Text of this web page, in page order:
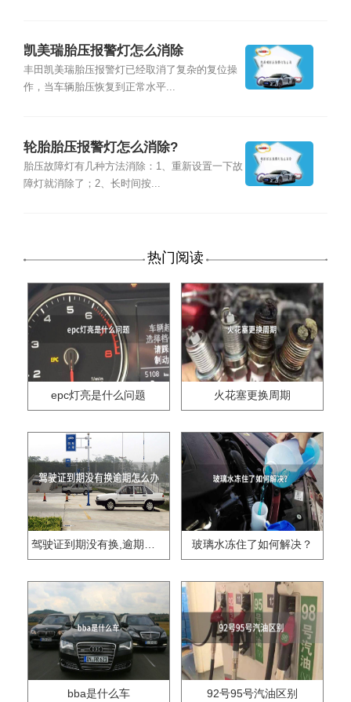
凯美瑞胎压报警灯怎么消除
丰田凯美瑞胎压报警灯已经取消了复杂的复位操
作，当车辆胎压恢复到正常水平...
轮胎胎压报警灯怎么消除?
胎压故障灯有几种方法消除：1、重新设置一下故
障灯就消除了；2、长时间按...
热门阅读
epc灯亮是什么问题 火花塞更换周期
驾驶证到期没有换,逾期怎么办?? 玻璃水冻住了如何解决？
bba是什么车 92号95号汽油区别